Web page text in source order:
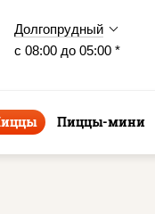
Долгопрудный
с 08:00 до 05:00 *
Пиццы-мини